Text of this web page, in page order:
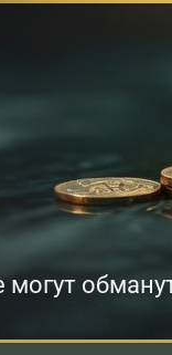
могут